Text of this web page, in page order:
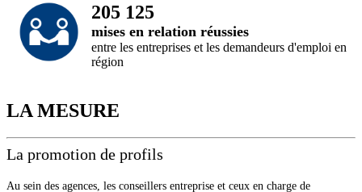
205 125
mises en relation réussies
entre les entreprises et les demandeurs d'emploi en
région
LA MESURE
La promotion de profils
Au sein des agences, les conseillers entreprise et ceux en charge de